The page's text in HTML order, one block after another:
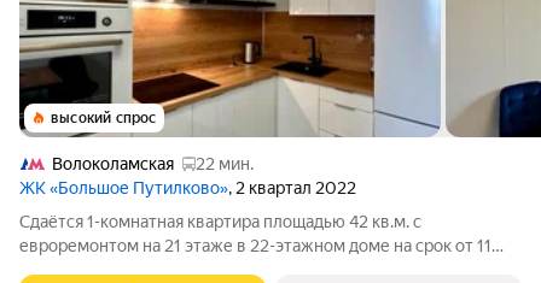
высокий спрос
Волоколамская
22 мин.
ЖК «Большое Путилково», 2 квартал 2022
Сдаётся 1-комнатная квартира площадью 42 кв.м. с
евроремонтом на 21 этаже в 22-этажном доме на срок от 11